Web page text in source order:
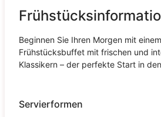
Beginnen Sie Ihren Morgen mit
Frühstücksbuffet mit frischen und
Klassikern – der perfekte Start in
Servierformen